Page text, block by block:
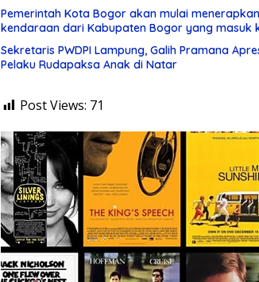
Pemerintah Kota Bogor akan mulai
kendaraan dari Kabupaten Bogor yang masuk
Sekretaris PWDPI Lampung, Galih Pramana
Pelaku Rudapaksa Anak di Natar
Post Views: 71